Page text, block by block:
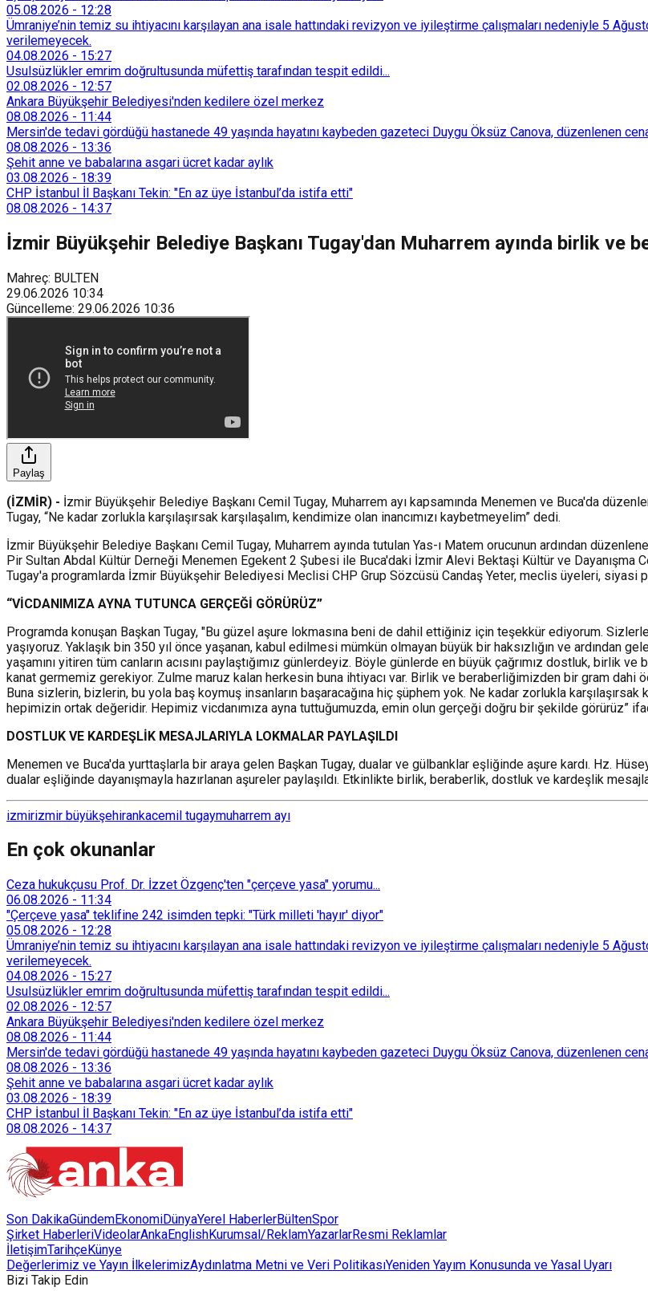
05.08.2026 - 12:28
Ümraniye’nin temiz su ihtiyacını karşılayan ana isale hattındaki revizyon ve iyileştirme çalışmaları nedeniyle 5
verilemeyecek.
04.08.2026 - 15:27
Usulsüzlükler emrim doğrultusunda müfettiş tarafından tespit edildi...
02.08.2026 - 12:57
Ankara Büyükşehir Belediyesi'nden kedilere özel merkez
08.08.2026 - 11:44
Mersin'de tedavi gördüğü hastanede 49 yaşında hayatını kaybeden gazeteci Duygu Öksüz Canova, düzenlenen
08.08.2026 - 13:36
Şehit anne ve babalarına asgari ücret kadar aylık
03.08.2026 - 18:39
CHP İstanbul İl Başkanı Tekin: "En az üye İstanbul’da istifa etti"
08.08.2026 - 14:37
İzmir Büyükşehir Belediye Başkanı Tugay'dan Muharrem ayında birlik ve
Mahreç: BULTEN
29.06.2026 10:34
Güncelleme: 29.06.2026 10:36
Paylaş
(İZMİR) - İzmir Büyükşehir Belediye Başkanı Cemil Tugay, Muharrem ayı kapsamında Menemen ve Buca'da
Tugay, “Ne kadar zorlukla karşılaşırsak karşılaşalım, kendimize olan inancımızı kaybetmeyelim” dedi.
İzmir Büyükşehir Belediye Başkanı Cemil Tugay, Muharrem ayında tutulan Yas-ı Matem orucunun ardından
Pir Sultan Abdal Kültür Derneği Menemen Egekent 2 Şubesi ile Buca'daki İzmir Alevi Bektaşi Kültür ve Dayanışma
Tugay'a programlarda İzmir Büyükşehir Belediyesi Meclisi CHP Grup Sözcüsü Candaş Yeter, meclis üyeleri,
“VİCDANIMIZA AYNA TUTUNCA GERÇEĞİ GÖRÜRÜZ”
Programda konuşan Başkan Tugay, "Bu güzel aşure lokmasına beni de dahil ettiğiniz için teşekkür ediyorum.
yaşıyoruz. Yaklaşık bin 350 yıl önce yaşanan, kabul edilmesi mümkün olmayan büyük bir haksızlığın ve ardından
yaşamını yitiren tüm canların acısını paylaştığımız günlerdeyiz. Böyle günlerde en büyük çağrımız dostluk,
kanat germemiz gerekiyor. Zulme maruz kalan herkesin buna ihtiyacı var. Birlik ve beraberliğimizden bir gram dahi
Buna sizlerin, bizlerin, bu yola baş koymuş insanların başaracağına hiç şüphem yok. Ne kadar zorlukla
hepimizin ortak değeridir. Hepimiz vicdanımıza ayna tuttuğumuzda, emin olun gerçeği doğru bir şekilde görürüz”
DOSTLUK VE KARDEŞLİK MESAJLARIYLA LOKMALAR PAYLAŞILDI
Menemen ve Buca'da yurttaşlarla bir araya gelen Başkan Tugay, dualar ve gülbanklar eşliğinde aşure kardı. Hz.
dualar eşliğinde dayanışmayla hazırlanan aşureler paylaşıldı. Etkinlikte birlik, beraberlik, dostluk ve kardeşlik
izmirizmir büyükşehirankacemil tugaymuharrem ayı
En çok okunanlar
Ceza hukukçusu Prof. Dr. İzzet Özgenç'ten "çerçeve yasa" yorumu...
06.08.2026 - 11:34
"Çerçeve yasa" teklifine 242 isimden tepki: "Türk milleti 'hayır' diyor"
05.08.2026 - 12:28
Ümraniye’nin temiz su ihtiyacını karşılayan ana isale hattındaki revizyon ve iyileştirme çalışmaları nedeniyle 5
verilemeyecek.
04.08.2026 - 15:27
Usulsüzlükler emrim doğrultusunda müfettiş tarafından tespit edildi...
02.08.2026 - 12:57
Ankara Büyükşehir Belediyesi'nden kedilere özel merkez
08.08.2026 - 11:44
Mersin'de tedavi gördüğü hastanede 49 yaşında hayatını kaybeden gazeteci Duygu Öksüz Canova, düzenlenen
08.08.2026 - 13:36
Şehit anne ve babalarına asgari ücret kadar aylık
03.08.2026 - 18:39
CHP İstanbul İl Başkanı Tekin: "En az üye İstanbul’da istifa etti"
08.08.2026 - 14:37
Son DakikaGündemEkonomiDünyaYerel HaberlerBültenSpor
Şirket HaberleriVideolarAnkaEnglishKurumsal/ReklamYazarlarResmi Reklamlar
İletişimTarihçeKünye
Değerlerimiz ve Yayın İlkelerimizAydınlatma Metni ve Veri PolitikasıYeniden Yayım Konusunda ve Yasal Uyarı
Bizi Takip Edin